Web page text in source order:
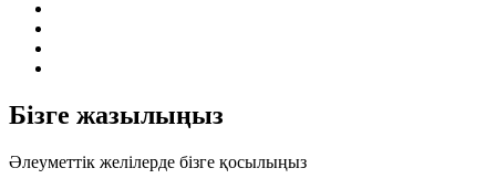
Бізге жазылыңыз
Әлеуметтік желілерде бізге қосылыңыз